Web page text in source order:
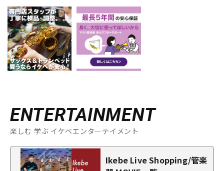
ENTERTAINMENT
楽しむ 学ぶ イケベエンターテイメント
Ikebe Live Shopping/管楽